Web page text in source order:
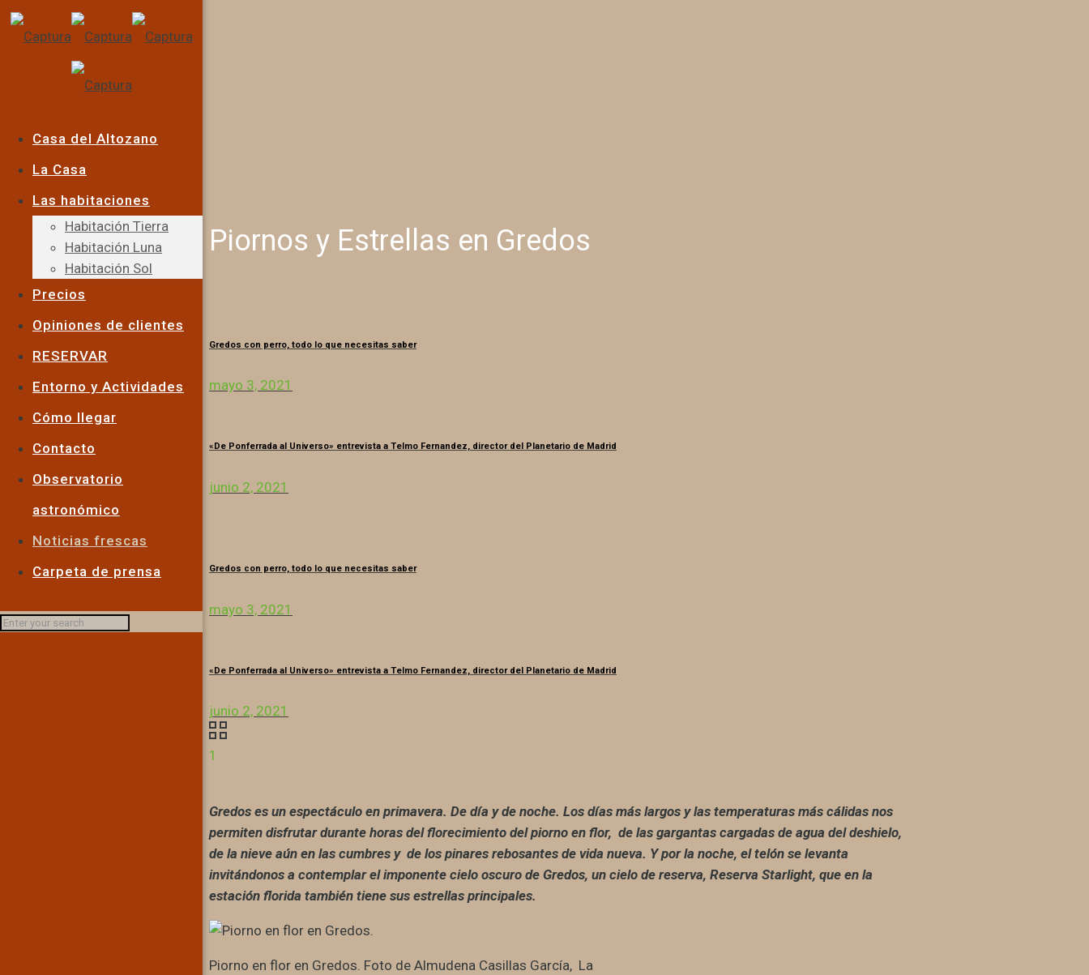
Casa del Altozano
La Casa
Las habitaciones
Habitación Tierra
Habitación Luna
Habitación Sol
Precios
Opiniones de clientes
RESERVAR
Entorno y Actividades
Cómo llegar
Contacto
Observatorio
astronómico
Noticias frescas
Carpeta de prensa
Piornos y Estrellas en Gredos
Gredos con perro, todo lo que necesitas saber
mayo 3, 2021
«De Ponferrada al Universo» entrevista a Telmo Fernandez, director del Planetario de Madrid
junio 2, 2021
Gredos con perro, todo lo que necesitas saber
mayo 3, 2021
«De Ponferrada al Universo» entrevista a Telmo Fernandez, director del Planetario de Madrid
junio 2, 2021
1
Gredos es un espectáculo en primavera. De día y de noche. Los días más largos y las temperaturas más cálidas nos
permiten disfrutar durante horas del florecimiento del piorno en flor, de las gargantas cargadas de agua del deshielo,
de la nieve aún en las cumbres y de los pinares rebosantes de vida nueva. Y por la noche, el telón se levanta
invitándonos a contemplar el imponente cielo oscuro de Gredos, un cielo de reserva, Reserva Starlight, que en la
estación florida también tiene sus estrellas principales.
Piorno en flor en Gredos. Foto de Almudena Casillas García, La